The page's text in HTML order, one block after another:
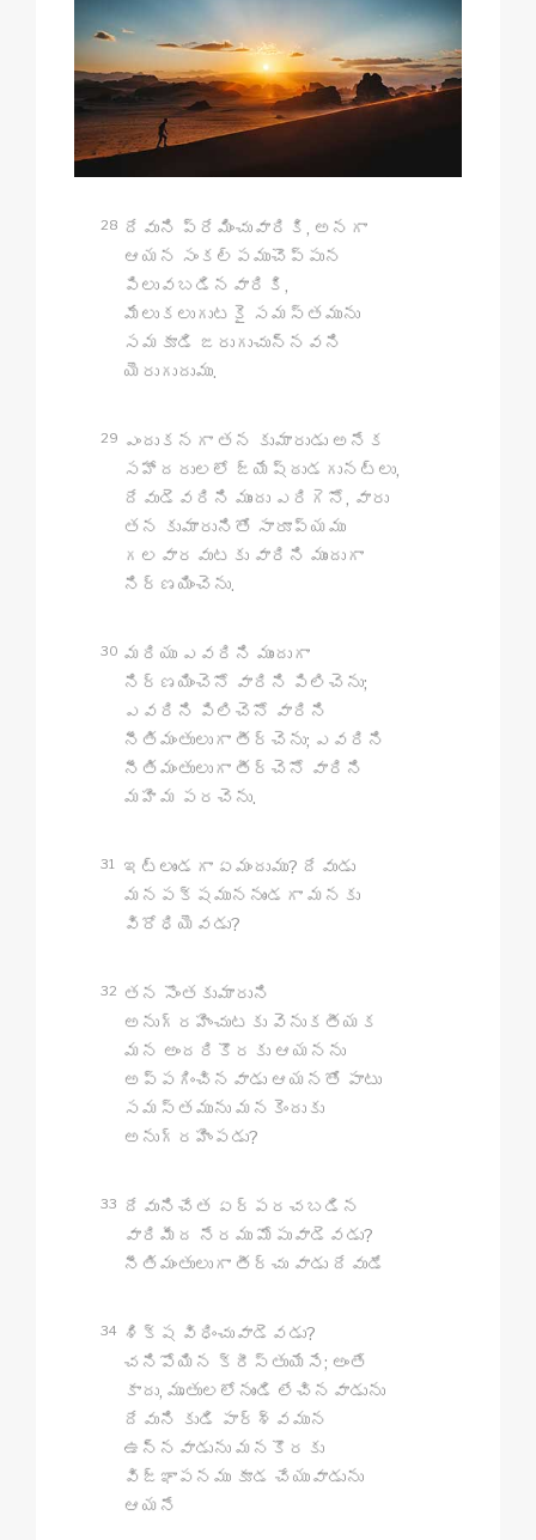
28 దేవుని ప్రేమించువారికి, అనగా
ఆయన సంకల్పముచొప్పున
పిలువబడినవారికి,
మేలుకలుగుటకై సమస్తమును
సమకూడి జరుగుచున్నవని
యెరుగుదుము.
29 ఎందుకనగా తన కుమారుడు అనేక
సహోదరులలో జ్యేష్ఠుడగునట్లు,
దేవుడెవరిని ముందు ఎరిగెనో, వారు
తన కుమారునితో సారూప్యము
గలవారవుటకు వారిని ముందుగా
నిర్ణయించెను.
30 మరియు ఎవరిని ముందుగా
నిర్ణయించెనో వారిని పిలిచెను;
ఎవరిని పిలిచెనో వారిని
నీతిమంతులుగా తీర్చెను; ఎవరిని
నీతిమంతులుగా తీర్చెనో వారిని
మహిమ పరచెను.
31 ఇట్లుండగా ఏమందుము? దేవుడు
మనపక్షముననుండగా మనకు
విరోధియెవడు?
32 తన సొంతకుమారుని
అనుగ్రహించుటకు వెనుకతీయక
మన అందరికొరకు ఆయనను
అప్పగించినవాడు ఆయనతో పాటు
సమస్తమును మనకెందుకు
అనుగ్రహింపడు?
33
దేవునిచేత ఏర్పరచబడిన
వారిమీద నేరము మోపువాడెవడు?
నీతిమంతులుగా తీర్చు వాడు దేవుడే
34
శిక్ష విధించువాడెవడు?
చనిపోయిన క్రీస్తుయేసే; అంతే
కాదు, మృతులలోనుండి లేచినవాడును
దేవుని కుడి పార్శ్వమున
ఉన్నవాడును మనకొరకు
విజ్ఞాపనము కూడ చేయువాడును
ఆయనే